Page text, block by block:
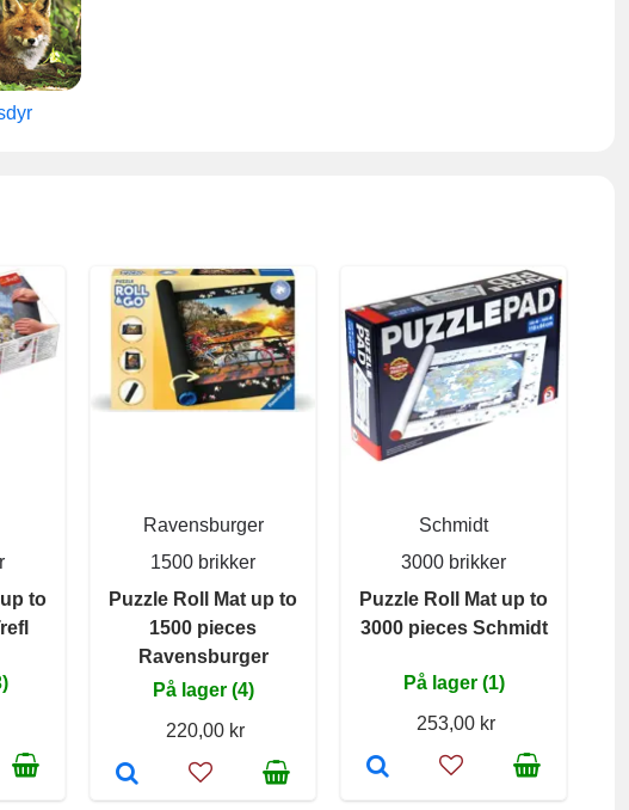
to
Ravensburger
1500 brikker
Puzzle Roll Mat up to
1500 pieces
Ravensburger
På lager (4)
220,00 kr
Schmidt
3000 brikker
Puzzle Roll Mat up to
3000 pieces Schmidt
På lager (1)
253,00 kr